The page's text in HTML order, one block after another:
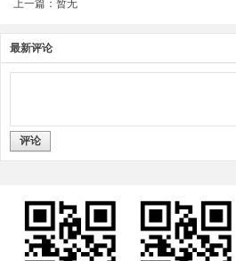
上一篇：暂无
最新评论
评论